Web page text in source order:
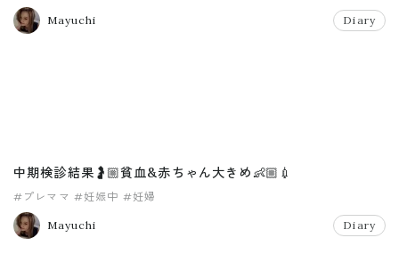
Mayuchi Diary
中期検診結果🤰🏼貧血&赤ちゃん大きめ👶🏼💉
#プレママ #妊娠中 #妊婦
Mayuchi Diary